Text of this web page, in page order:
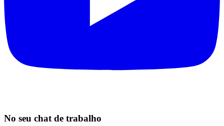
No seu chat de trabalho